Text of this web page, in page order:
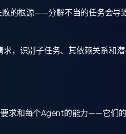
的根源——分解不当的任务会导
，识别子任务、其依赖关系和
求和每个Agent的能力——它们